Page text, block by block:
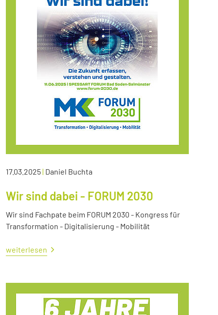
17.03.2025| Daniel Buchta
Wir sind dabei - FORUM 2030
Wir sind Fachpate beim FORUM 2030 - Kongress für
Transformation - Digitalisierung - Mobilität
weiterlesen